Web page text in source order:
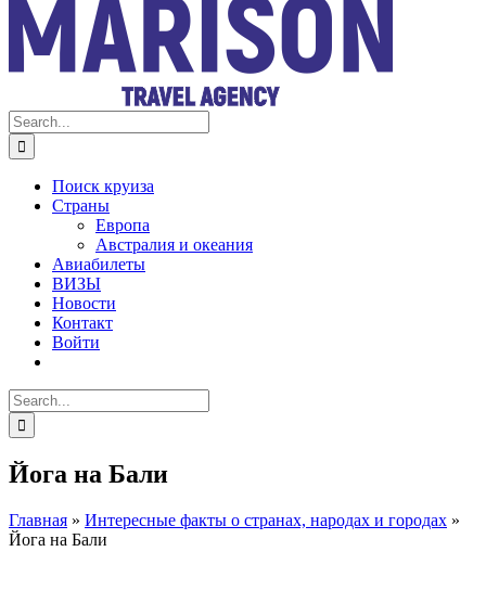
Search
for:
Поиск круиза
Страны
Европа
Австралия и океания
Авиабилеты
ВИЗЫ
Новости
Контакт
Войти
Search
for:
Йога на Бали
Главная » Интересные факты о странах, народах и городах »
Йога на Бали